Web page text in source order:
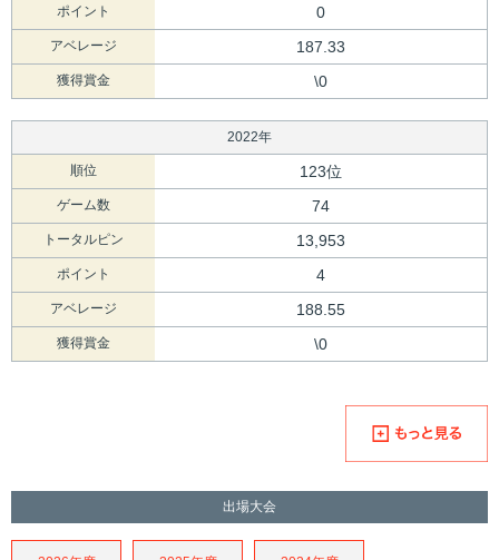
ポイント 0
アベレージ 187.33
獲得賞金 \0
2022年
順位 123位
ゲーム数 74
トータルピン 13,953
ポイント 4
アベレージ 188.55
獲得賞金 \0
出場大会